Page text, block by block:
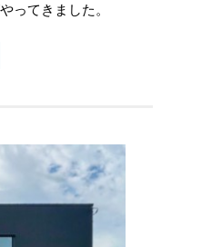
ってきました。